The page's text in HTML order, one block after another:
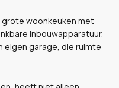
grote woonkeuken met
inbouwapparatuur.
eigen garage, die ruimte